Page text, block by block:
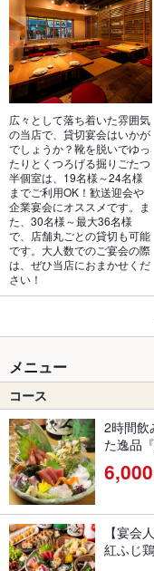
広々として落ち着いた雰囲気
の当店で、貸切宴会はいかが
でしょうか？靴を脱いでゆっ
たりとくつろげる掘りごたつ
半個室は、19名様～24名様
までご利用OK！歓送迎会や
企業宴会にオススメです。ま
た、30名様～最大36名様
で、店舗丸ごとの貸切も可能
です。大人数でのご宴会の際
は、ぜひ当店におまかせくだ
さい！
メニュー
コース
2時間飲
た逸品
6,000
【宴会
紅ふじ